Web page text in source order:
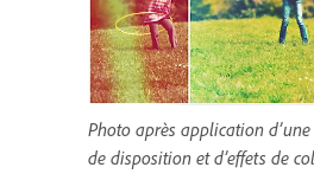
Photo après application
de disposition et d’effets de